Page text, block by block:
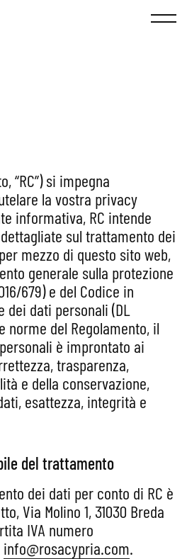
“RC”) si impegna
la vostra privacy
informativa, RC intende
sul trattamento dei
mezzo di questo sito web,
generale sulla protezione
679) e del Codice in
dati personali (DL
norme del Regolamento, il
è improntato ai
trasparenza,
e della conservazione,
esattezza, integrità e
del trattamento
dei dati per conto di RC è
Via Molino 1, 31030 Breda
IVA numero
info@rosacypria.com.